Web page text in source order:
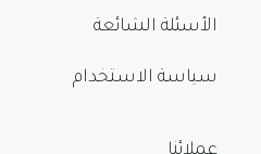
الأسئلة الشائعة
سياسة الاستخدام